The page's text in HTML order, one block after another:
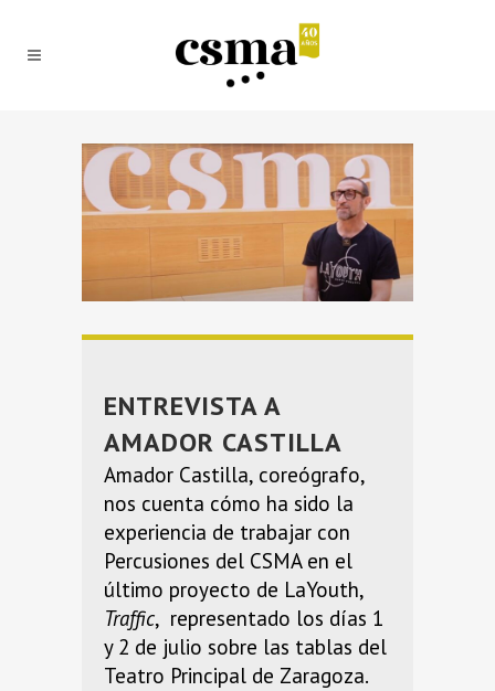
ENTREVISTA A
AMADOR CASTILLA
Amador Castilla, coreógrafo,
nos cuenta cómo ha sido la
experiencia de trabajar con
Percusiones del CSMA en el
último proyecto de LaYouth,
Traffic, representado los días 1
y 2 de julio sobre las tablas del
Teatro Principal de Zaragoza.